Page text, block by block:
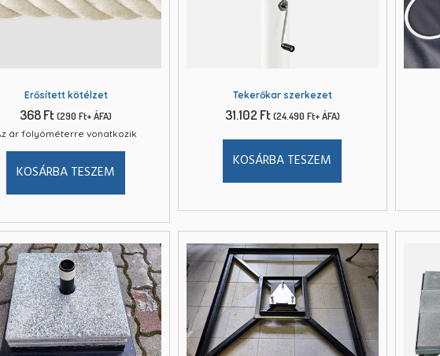
Erősített kötélzet
368Ft (290Ft+ ÁFA)
ár folyóméterre vonatkozik
KOSÁRBA TESZEM
Tekerőkar szerkezet
31.102Ft(24.490 Ft+ ÁFA)
KOSÁRBA TESZEM